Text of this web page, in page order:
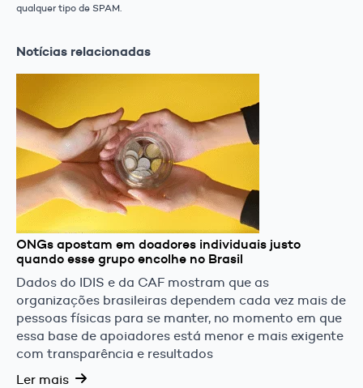
qualquer tipo de SPAM.
Notícias relacionadas
ONGs apostam em doadores individuais justo
quando esse grupo encolhe no Brasil
Dados do IDIS e da CAF mostram que as
organizações brasileiras dependem cada vez mais de
pessoas físicas para se manter, no momento em que
essa base de apoiadores está menor e mais exigente
com transparência e resultados
Ler mais